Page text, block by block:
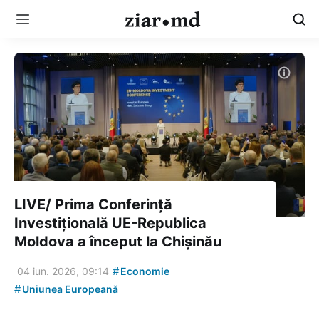
LIVE/ Prima Conferință
Investițională UE-Republica
Moldova a început la Chișinău
04 iun. 2026, 09:14 #Economie
#Uniunea Europeană